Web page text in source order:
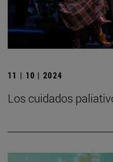
11 | 10 | 2024
Los cuidados